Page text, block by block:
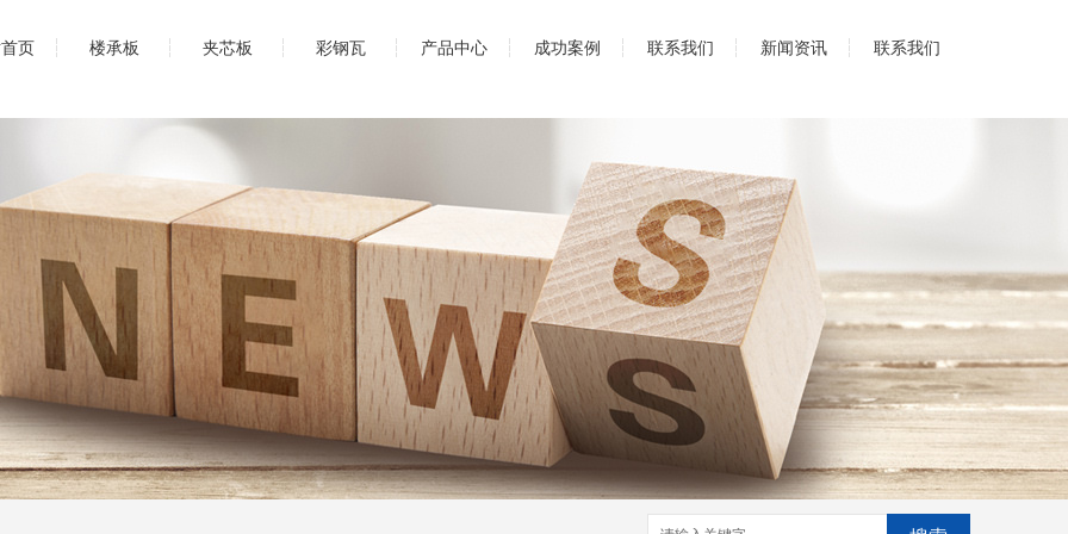
页 楼承板 夹芯板 彩钢瓦 产品中心 成功案例 联系我们 新闻资讯 联系我们